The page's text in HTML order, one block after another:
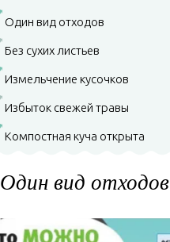
Один вид отходов
Без сухих листьев
Измельчение кусочков
Избыток свежей травы
Компостная куча открыта
Один вид отходов